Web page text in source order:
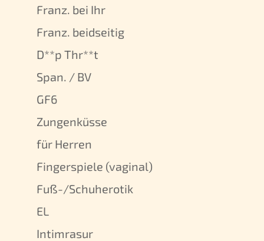
Franz. bei Ihr
Franz. beidseitig
D**p Thr**t
Span. / BV
GF6
Zungenküsse
für Herren
Fingerspiele (vaginal)
Fuß-/Schuherotik
EL
Intimrasur